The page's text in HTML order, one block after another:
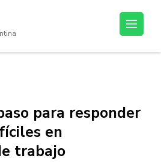
para responder
en
trabajo